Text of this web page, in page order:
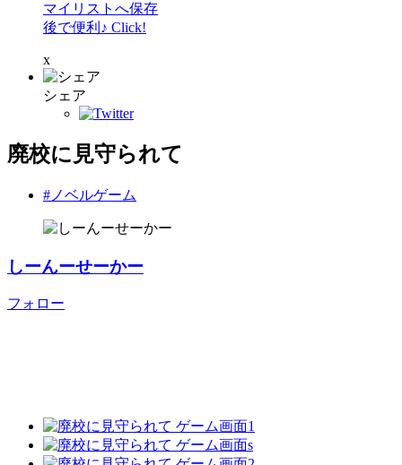
マイリストへ保存
後で便利♪ Click!
x
シェア
廃校に見守られて
#ノベルゲーム
しーんーせーかー
フォロー